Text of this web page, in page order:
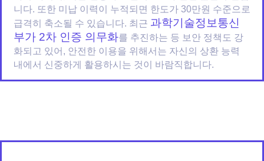
니다. 또한 미납 이력이 누적되면 한도가 30만원 수준으로
급격히 축소될 수 있습니다. 최근 과학기술정보통신
부가 2차 인증 의무화를 추진하는 등 보안 정책도 강
화되고 있어, 안전한 이용을 위해서는 자신의 상환 능력
내에서 신중하게 활용하시는 것이 바람직합니다.